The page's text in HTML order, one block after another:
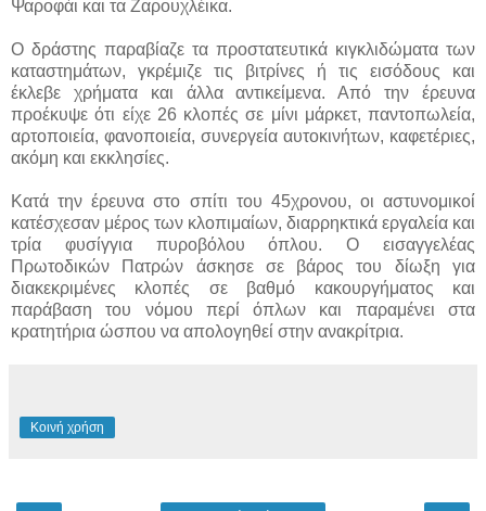
Ψαροφάι και τα Ζαρουχλέικα.
Ο δράστης παραβίαζε τα προστατευτικά κιγκλιδώματα των
καταστημάτων, γκρέμιζε τις βιτρίνες ή τις εισόδους και
έκλεβε χρήματα και άλλα αντικείμενα. Από την έρευνα
προέκυψε ότι είχε 26 κλοπές σε μίνι μάρκετ, παντοπωλεία,
αρτοποιεία, φανοποιεία, συνεργεία αυτοκινήτων, καφετέριες,
ακόμη και εκκλησίες.
Κατά την έρευνα στο σπίτι του 45χρονου, οι αστυνομικοί
κατέσχεσαν μέρος των κλοπιμαίων, διαρρηκτικά εργαλεία και
τρία φυσίγγια πυροβόλου όπλου. Ο εισαγγελέας
Πρωτοδικών Πατρών άσκησε σε βάρος του δίωξη για
διακεκριμένες κλοπές σε βαθμό κακουργήματος και
παράβαση του νόμου περί όπλων και παραμένει στα
κρατητήρια ώσπου να απολογηθεί στην ανακρίτρια.
Κοινή χρήση